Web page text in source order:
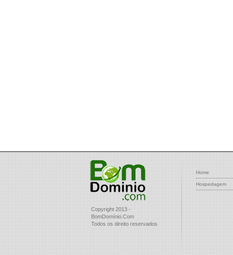
Copyright 2013 -
BomDomínio.Com
Todos os direito reservados
Home
Hospedagem